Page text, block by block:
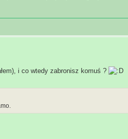
i co wtedy zabronisz komuś ?